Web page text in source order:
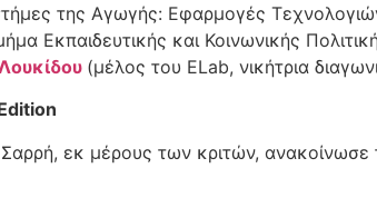
της Αγωγής: Εφαρμογές
Εκπαιδευτικής και Κοινωνικής
(μέλος του ELab, νικήτρια
εκ μέρους των κριτών,